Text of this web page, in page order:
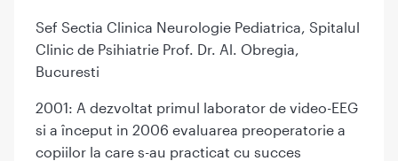
Sef Sectia Clinica Neurologie Pediatrica, Spitalul
Clinic de Psihiatrie Prof. Dr. Al. Obregia,
Bucuresti
2001: A dezvoltat primul laborator de video-EEG
si a început in 2006 evaluarea preoperatorie a
copiilor la care s-au practicat cu succes